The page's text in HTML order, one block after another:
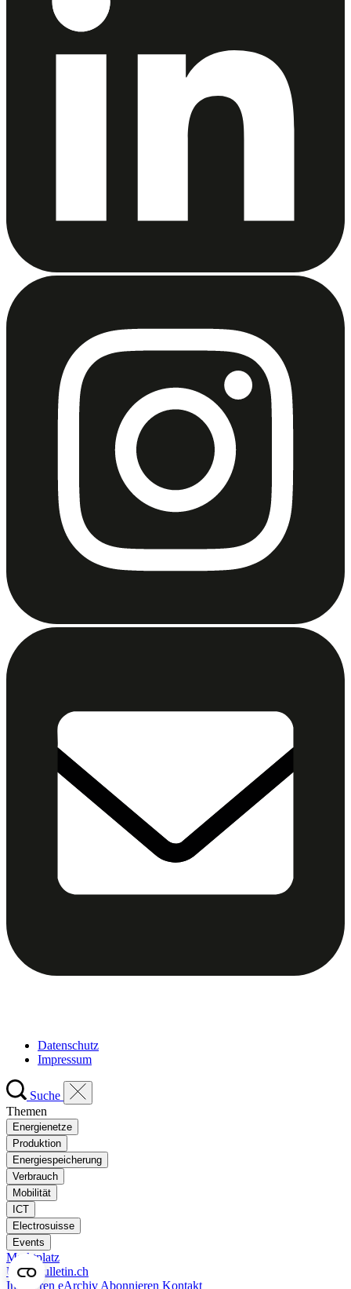
Datenschutz
Impressum
Suche
Themen
Energienetze
Produktion
Energiespeicherung
Verbrauch
Mobilität
ICT
Electrosuisse
Events
Marktplatz
Über Bulletin.ch
Inserieren eArchiv Abonnieren Kontakt